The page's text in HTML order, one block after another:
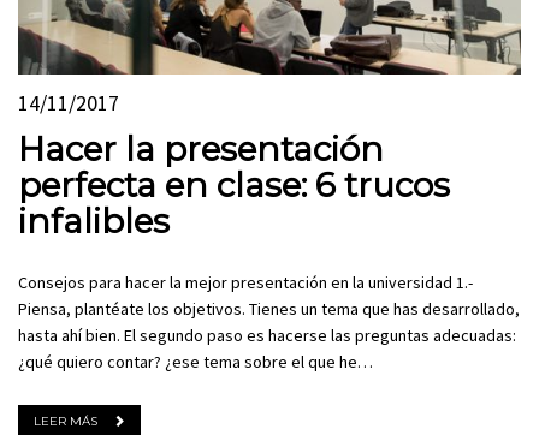
14/11/2017
Hacer la presentación
perfecta en clase: 6 trucos
infalibles
Consejos para hacer la mejor presentación en la universidad 1.-
Piensa, plantéate los objetivos. Tienes un tema que has desarrollado,
hasta ahí bien. El segundo paso es hacerse las preguntas adecuadas:
¿qué quiero contar? ¿ese tema sobre el que he…
LEER MÁS